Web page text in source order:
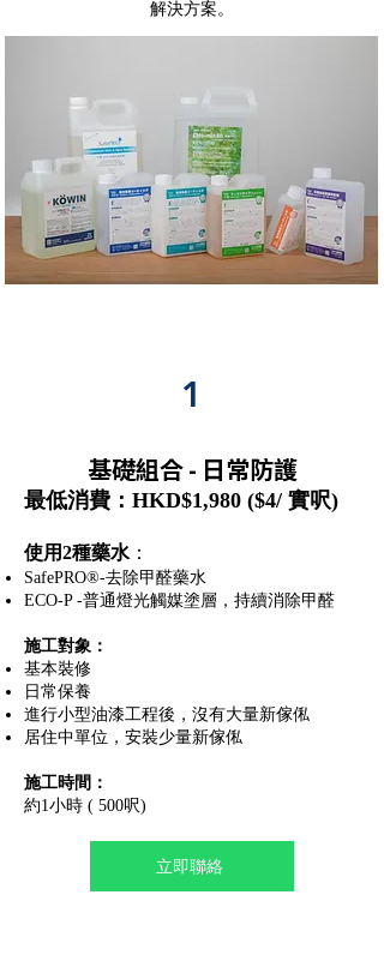
解決方案。
1
基礎組合 - 日常防護
最低消費：HKD$1,980 ($4/ 實呎)
使用2種藥水 ：
SafePRO®️-去除甲醛藥水
ECO-P -普通燈光觸媒塗層，持續消除甲醛
施工對象：
基本裝修
日常保養
進行小型油漆工程後，沒有大量新傢俬
居住中單位，安裝少量新傢俬
施工時間：
約1小時 ( 500呎)
立即聯絡